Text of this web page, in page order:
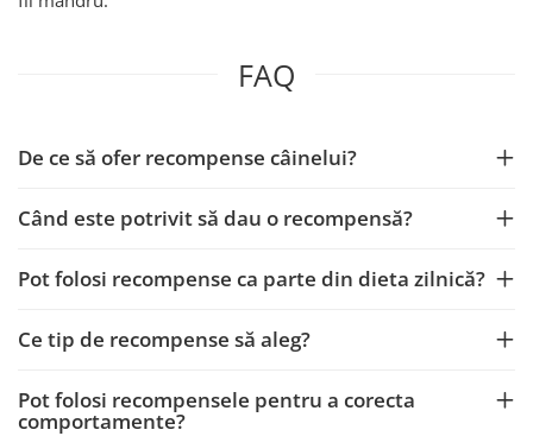
FAQ
De ce să ofer recompense câinelui?
Când este potrivit să dau o recompensă?
Pot folosi recompense ca parte din dieta zilnică?
Ce tip de recompense să aleg?
Pot folosi recompensele pentru a corecta
comportamente?